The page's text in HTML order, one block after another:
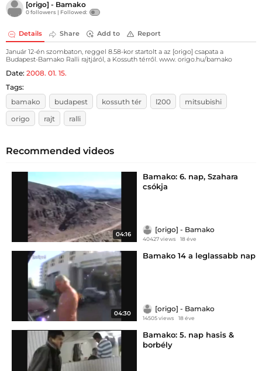
[origo] - Bamako
0 followers | Followed:
Details Share Add to Report
Január 12-én szombaton, reggel 8.58-kor startolt a az [origo] csapata a
Budapest-Bamako Ralli rajtjáról, a Kossuth térről. www. origo.hu/bamako
Date: 2008. 01. 15.
Tags:
bamako
budapest kossuth tér l200
mitsubishi
origo
rajt ralli
Recommended videos
04:16
Bamako: 6. nap, Szahara
csókja
[origo] - Bamako
40427 views 18 éve
04:30
Bamako 14 a leglassabb nap
[origo] - Bamako
14505 views 18 éve
Bamako: 5. nap hasis &
borbély